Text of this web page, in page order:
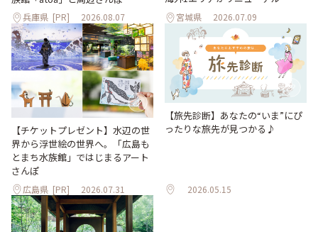
兵庫県 [PR] 2026.08.07 宮城県 2026.07.09
【チケットプレゼント】水辺の世
界から浮世絵の世界へ。「広島も
とまち水族館」ではじまるアート
さんぽ
広島県 [PR] 2026.07.31
【旅先診断】あなたの“いま”にぴ
ったりな旅先が見つかる♪
2026.05.15